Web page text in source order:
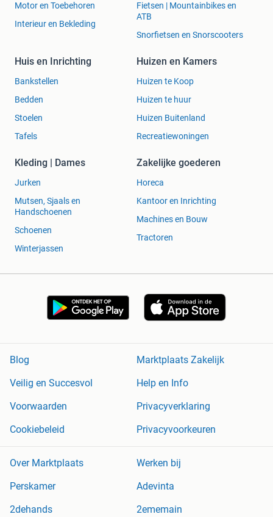
Motor en Toebehoren
Interieur en Bekleding
Fietsen | Mountainbikes en
ATB
Snorfietsen en Snorscooters
Huis en Inrichting
Bankstellen
Bedden
Stoelen
Tafels
Huizen en Kamers
Huizen te Koop
Huizen te huur
Huizen Buitenland
Recreatiewoningen
Kleding | Dames
Jurken
Mutsen, Sjaals en
Handschoenen
Schoenen
Winterjassen
Zakelijke goederen
Horeca
Kantoor en Inrichting
Machines en Bouw
Tractoren
Blog
Marktplaats Zakelijk
Veilig en Succesvol
Help en Info
Voorwaarden
Privacyverklaring
Cookiebeleid
Privacyvoorkeuren
Over Marktplaats
Werken bij
Perskamer
Adevinta
2dehands
2ememain